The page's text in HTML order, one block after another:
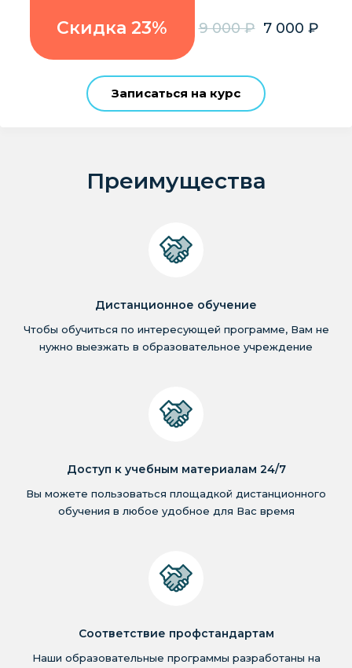
Скидка 23% 9 000 ₽ 7 000 ₽
Записаться на курс
Преимущества
Дистанционное обучение
Чтобы обучиться по интересующей программе, Вам не
нужно выезжать в образовательное учреждение
Доступ к учебным материалам 24/7
Вы можете пользоваться площадкой дистанционного
обучения в любое удобное для Вас время
Соответствие профстандартам
Наши образовательные программы разработаны на